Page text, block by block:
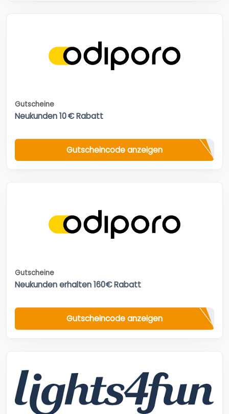
Gutscheine
Neukunden 10 € Rabatt
Gutscheincode anzeigen
Gutscheine
Neukunden erhalten 160€ Rabatt
Gutscheincode anzeigen